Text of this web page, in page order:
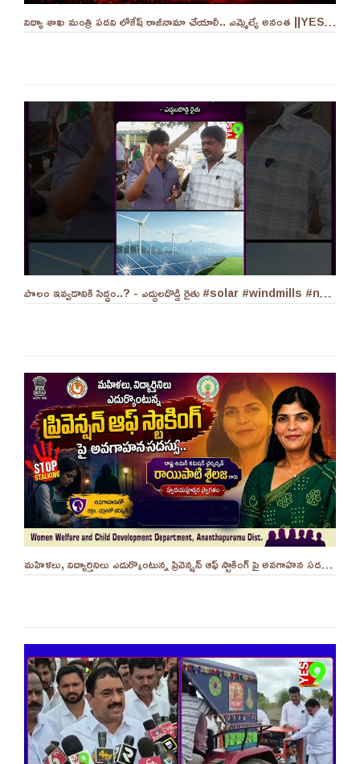
విద్యా శాఖ మంత్రి పదవి లోకేష్ రాజీనామా చేయాలీ.. ఎమ్మెల్యే అనంత ||YES 9TV
పొలం ఇవ్వడానికి సిద్ధం..? - ఎద్దులదొడ్డి రైతు #solar #windmills #naralokesh #solarenergy
మహిళలు, విద్యార్తినిలు ఎదుర్కొంటున్న ప్రివెన్షన్ ఆఫ్ స్టాకింగ్ పై అవగాహన సదస్సు.. - ||YES 9TV